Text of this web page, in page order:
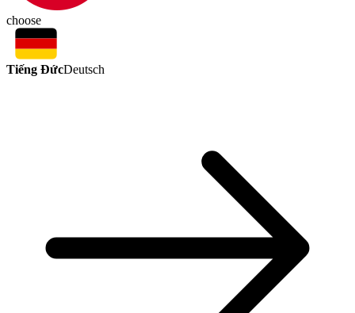
choose
Tiếng ĐứcDeutsch